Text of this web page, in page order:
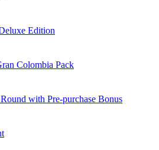
Edition
Colombia Pack
with Pre-purchase Bonus